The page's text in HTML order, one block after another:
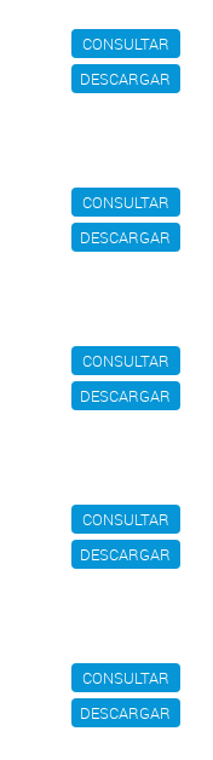
CONSULTAR
DESCARGAR
CONSULTAR
DESCARGAR
CONSULTAR
DESCARGAR
CONSULTAR
DESCARGAR
CONSULTAR
DESCARGAR